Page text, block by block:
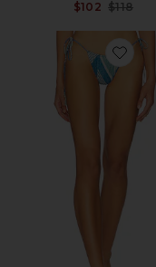
$102 Previous
$118